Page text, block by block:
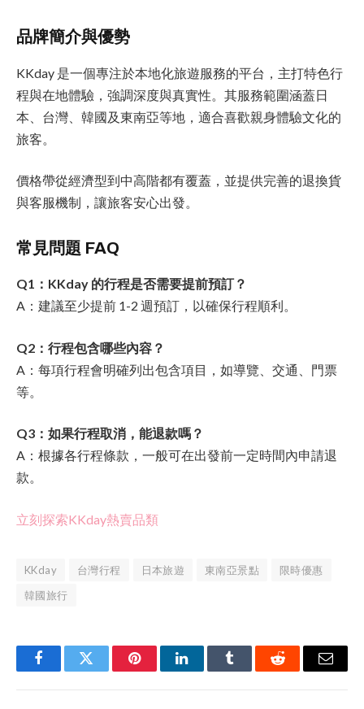
品牌簡介與優勢
KKday 是一個專注於本地化旅遊服務的平台，主打特色行
程與在地體驗，強調深度與真實性。其服務範圍涵蓋日
本、台灣、韓國及東南亞等地，適合喜歡親身體驗文化的
旅客。
價格帶從經濟型到中高階都有覆蓋，並提供完善的退換貨
與客服機制，讓旅客安心出發。
常見問題 FAQ
Q1：KKday 的行程是否需要提前預訂？
A：建議至少提前 1-2 週預訂，以確保行程順利。
Q2：行程包含哪些內容？
A：每項行程會明確列出包含項目，如導覽、交通、門票
等。
Q3：如果行程取消，能退款嗎？
A：根據各行程條款，一般可在出發前一定時間內申請退
款。
立刻探索KKday熱賣品類
KKday 台灣行程 日本旅遊 東南亞景點
限時優惠
韓國旅行
FacebookTwitter PinterestLinkedInTumblr Reddit Email